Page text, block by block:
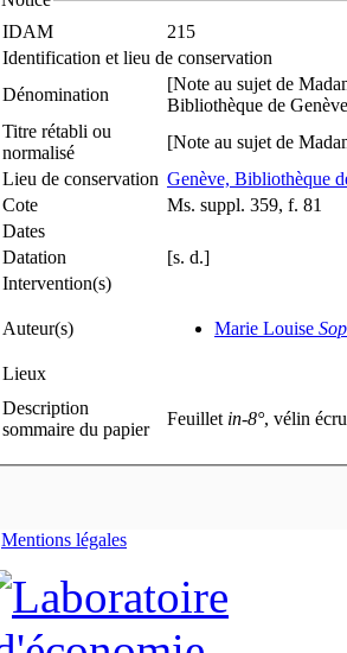
IDAM
215
Identification et lieu de conservation
Dénomination
[Note au sujet de
Bibliothèque de
Titre rétabli ou
normalisé
[Note au sujet de
Lieu de conservation Genève, Bibliothèque
Cote
Ms. suppl. 359, f. 81
Dates
Datation
[s. d.]
Intervention(s)
Auteur(s) Marie Louise
Lieux
Description
sommaire du papier
Feuillet in-8°, vélin
Mentions légales